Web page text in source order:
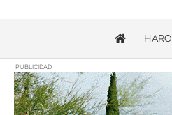
HARO
PUBLICIDAD